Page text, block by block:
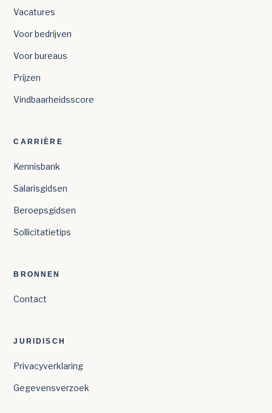
Vacatures
Voor bedrijven
Voor bureaus
Prijzen
Vindbaarheidsscore
CARRIÈRE
Kennisbank
Salarisgidsen
Beroepsgidsen
Sollicitatietips
BRONNEN
Contact
JURIDISCH
Privacyverklaring
Gegevensverzoek